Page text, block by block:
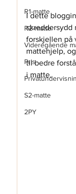
R1-matte
R2-matte
Videregående
Pris
S2-matte
2PY
I dette
forskjellen på
mattehjelp,
til bedre
i matte.